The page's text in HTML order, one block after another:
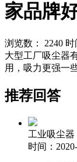
家品牌
浏览数： 2240 时
大型工厂吸尘器
用，吸力更强一
推荐回答
工业吸尘器
时间：